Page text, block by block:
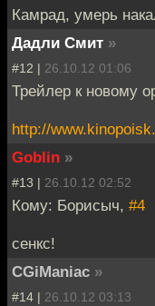
Камрад, умерь
Дадли Смит »
#12 | 26.10.12 01:06
Трейлер к новому
http://
Goblin »
#13 | 26.10.12 02:52
Кому: Борисыч, #4
сенкс!
CGiManiac »
#14 | 26.10.12 03:13